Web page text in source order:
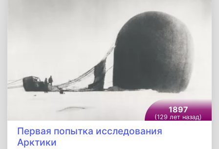
стал так называемым «отцом» лампы
накаливания. Эдисон же лишь
поспособствовал в доведении изобретения до
1897
(129 лет назад)
Первая попытка исследования
Арктики